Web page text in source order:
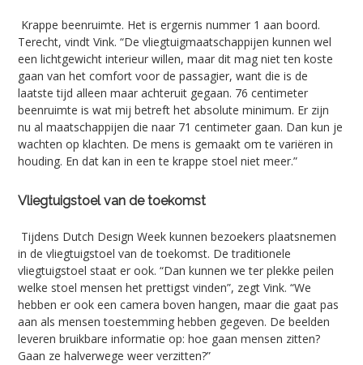
Krappe beenruimte. Het is ergernis nummer 1 aan boord.
Terecht, vindt Vink. “De vliegtuigmaatschappijen kunnen wel
een lichtgewicht interieur willen, maar dit mag niet ten koste
gaan van het comfort voor de passagier, want die is de
laatste tijd alleen maar achteruit gegaan. 76 centimeter
beenruimte is wat mij betreft het absolute minimum. Er zijn
nu al maatschappijen die naar 71 centimeter gaan. Dan kun je
wachten op klachten. De mens is gemaakt om te variëren in
houding. En dat kan in een te krappe stoel niet meer.”
Vliegtuigstoel van de toekomst
Tijdens Dutch Design Week kunnen bezoekers plaatsnemen
in de vliegtuigstoel van de toekomst. De traditionele
vliegtuigstoel staat er ook. “Dan kunnen we ter plekke peilen
welke stoel mensen het prettigst vinden”, zegt Vink. “We
hebben er ook een camera boven hangen, maar die gaat pas
aan als mensen toestemming hebben gegeven. De beelden
leveren bruikbare informatie op: hoe gaan mensen zitten?
Gaan ze halverwege weer verzitten?”